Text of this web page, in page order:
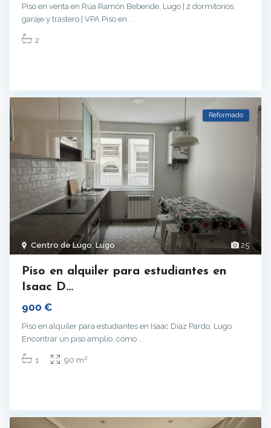
Piso en venta en Rúa Ramón Beberide, Lugo | 2 dormitorios,
garaje y trastero | VPA Piso en ...
2
25
Centro de Lugo,Lugo
Reformado
Piso en alquiler para estudiantes en
Isaac D...
900 €
Piso en alquiler para estudiantes en Isaac Díaz Pardo, Lugo
Encontrar un piso amplio, cómo ...
1 90 m2